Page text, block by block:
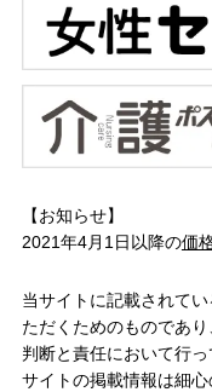
【お知らせ】
2021年4月1日以降の価
当サイトに記載されて
ただくためのものであ
判断と責任において行
サイトの掲載情報は細